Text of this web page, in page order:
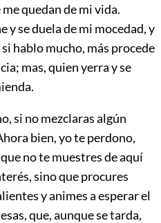
quedan de mi vida.
y se duela de mi mocedad, y
hablo mucho, más procede
mas, quien yerra y se
si no mezclaras algún
bien, yo te perdono,
no te muestres de aquí
sino que procures
y animes a esperar el
que, aunque se tarda,